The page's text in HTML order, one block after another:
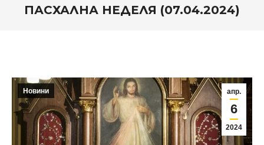
ПАСХАЛНА НЕДЕЛЯ (07.04.2024)
апр.
6
2024
Новини